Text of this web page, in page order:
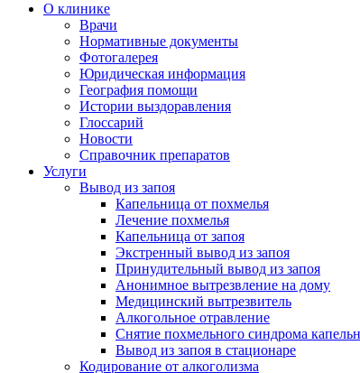
О клинике
Врачи
Нормативные документы
Фотогалерея
Юридическая информация
География помощи
Истории выздоравления
Глоссарий
Новости
Справочник препаратов
Услуги
Вывод из запоя
Капельница от похмелья
Лечение похмелья
Капельница от запоя
Экстренный вывод из запоя
Принудительный вывод из запоя
Анонимное вытрезвление на дому
Медицинский вытрезвитель
Алкогольное отравление
Снятие похмельного синдрома
Вывод из запоя в стационаре
Кодирование от алкоголизма